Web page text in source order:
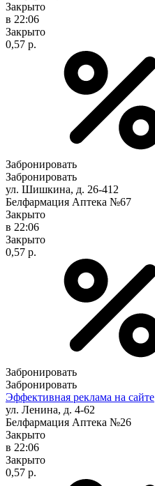
Закрыто
в 22:06
Закрыто
0,57 р.
Забронировать
Забронировать
ул. Шишкина, д. 26-412
Белфармация Аптека №67
Закрыто
в 22:06
Закрыто
0,57 р.
Забронировать
Забронировать
Эффективная реклама на сайте
ул. Ленина, д. 4-62
Белфармация Аптека №26
Закрыто
в 22:06
Закрыто
0,57 р.